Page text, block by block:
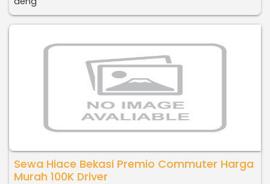
Sewa Hiace Bekasi Premio Commuter Harga
Murah 100K Driver